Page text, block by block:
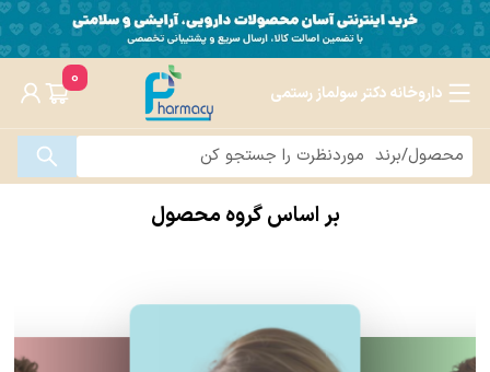
داروخانه دکتر سولماز رستمی
0
بر اساس گروه محصول